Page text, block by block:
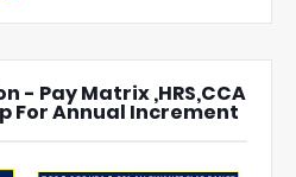
- Pay Matrix ,HRS,CCA
For Annual Increment